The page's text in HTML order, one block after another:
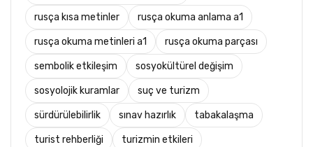
rusça kısa metinler rusça okuma anlama a1
rusça okuma metinleri a1 rusça okuma parçası
sembolik etkileşim sosyokültürel değişim
sosyolojik kuramlar suç ve turizm
sürdürülebilirlik sınav hazırlık tabakalaşma
turist rehberliği turizmin etkileri